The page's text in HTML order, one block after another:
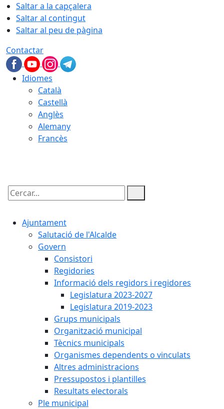
Saltar a la capçalera
Saltar al contingut
Saltar al peu de pàgina
Contactar
Idiomes
Català
Castellà
Anglès
Alemany
Francès
Cercar:
Ajuntament
Salutació de l'Alcalde
Govern
Consistori
Regidories
Informació dels regidors i regidores
Legislatura 2023-2027
Legislatura 2019-2023
Grups municipals
Organització municipal
Tècnics municipals
Organismes dependents o vinculats
Altres administracions
Pressupostos i plantilles
Resultats electorals
Ple municipal